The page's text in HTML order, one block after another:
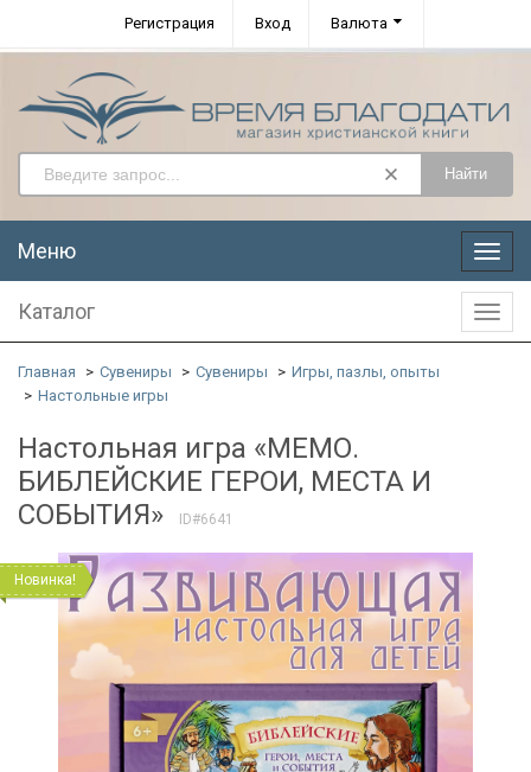
Регистрация Вход Валюта
Найти
Меню
Меню
Каталог
Главная Сувениры Сувениры
Игры, пазлы, опыты
Настольные игры
Настольная игра «МЕМО.
БИБЛЕЙСКИЕ ГЕРОИ, МЕСТА И
СОБЫТИЯ»
ID#6641
Новинка!